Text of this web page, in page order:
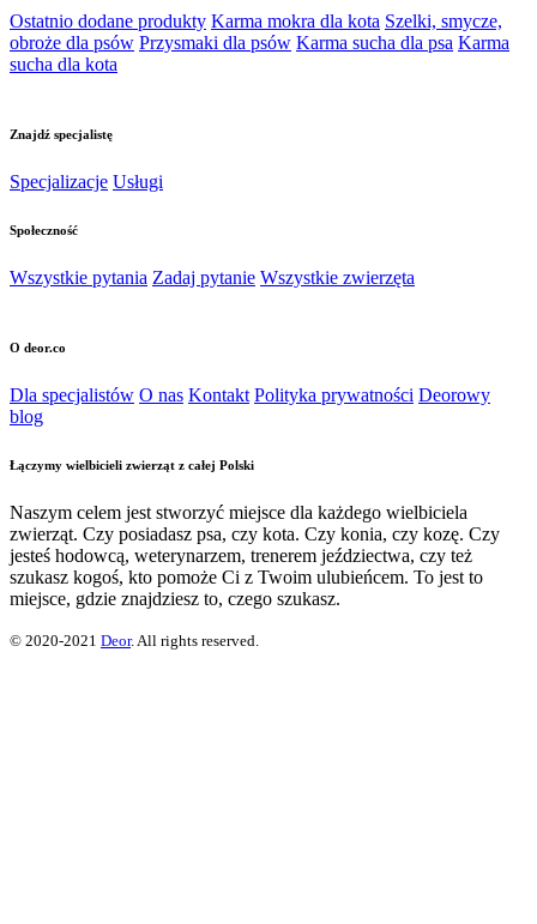
Ostatnio dodane produkty Karma mokra dla kota Szelki, smycze,
obroże dla psów Przysmaki dla psów Karma sucha dla psa Karma
sucha dla kota
Znajdź specjalistę
Specjalizacje Usługi
Społeczność
Wszystkie pytania Zadaj pytanie Wszystkie zwierzęta
O deor.co
Dla specjalistów O nas Kontakt Polityka prywatności Deorowy
blog
Łączymy wielbicieli zwierząt z całej Polski
Naszym celem jest stworzyć miejsce dla każdego wielbiciela
zwierząt. Czy posiadasz psa, czy kota. Czy konia, czy kozę. Czy
jesteś hodowcą, weterynarzem, trenerem jeździectwa, czy też
szukasz kogoś, kto pomoże Ci z Twoim ulubieńcem. To jest to
miejsce, gdzie znajdziesz to, czego szukasz.
© 2020-2021 Deor. All rights reserved.